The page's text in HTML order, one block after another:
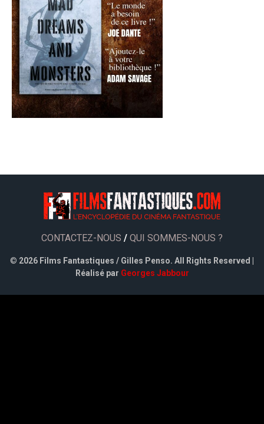
CONTACTEZ-NOUS / QUI SOMMES-NOUS ?
© 2026 Films Fantastiques / Gilles Penso. All Rights Reserved |
Réalisé par Georges Jabbour